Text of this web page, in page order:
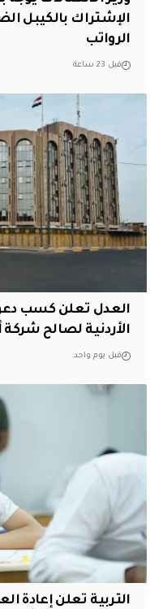
الإشتراك بالكيبل
الرواتب
قبل 23 ساعة
العدل تعلن كسب
الأردنية لصالح شركة
قبل يوم واحد
التربية تعلن إعادة